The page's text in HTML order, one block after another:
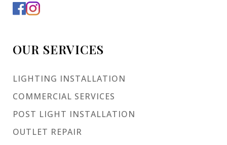
OUR SERVICES
LIGHTING INSTALLATION
COMMERCIAL SERVICES
POST LIGHT INSTALLATION
OUTLET REPAIR